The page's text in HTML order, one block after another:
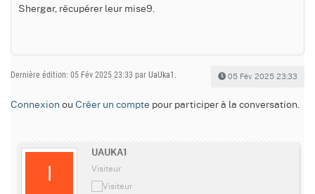
Shergar, récupérer leur mise9.
Dernière édition: 05 Fév 2025 23:33 par UaUka1 . 05 Fév 2025 23:33
Connexion ou Créer un compte pour participer à la conversation.
UAUKA1
Visiteur